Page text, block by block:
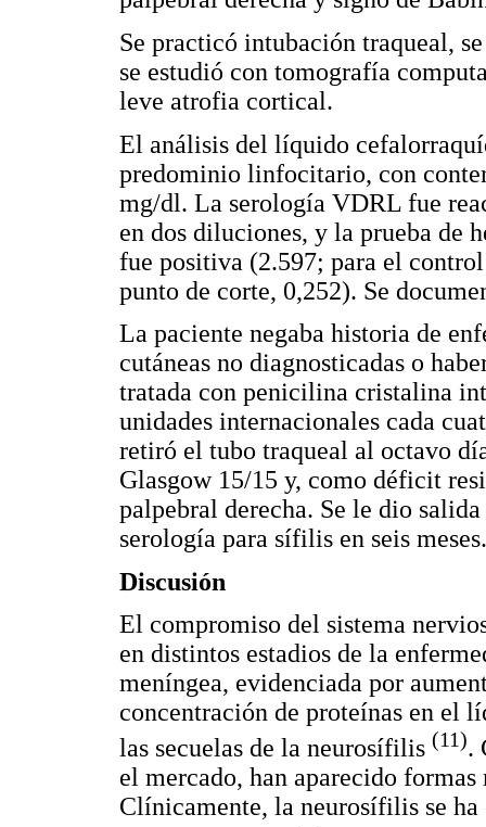
Se practicó intubación traqueal,
se estudió con tomografía
leve atrofia cortical.
El análisis del líquido
predominio linfocitario, con
mg/dl. La serología VDRL fue
en dos diluciones, y la prueba de
fue positiva (2.597; para el
punto de corte, 0,252). Se
La paciente negaba historia de
cutáneas no diagnosticadas o
tratada con penicilina cristalina
unidades internacionales cada
retiró el tubo traqueal al octavo
Glasgow 15/15 y, como déficit
palpebral derecha. Se le dio
serología para sífilis en seis meses.
Discusión
El compromiso del sistema
en distintos estadios de la
meníngea, evidenciada por
concentración de proteínas en el
las secuelas de la neurosífilis (11).
el mercado, han aparecido
Clínicamente, la neurosífilis se